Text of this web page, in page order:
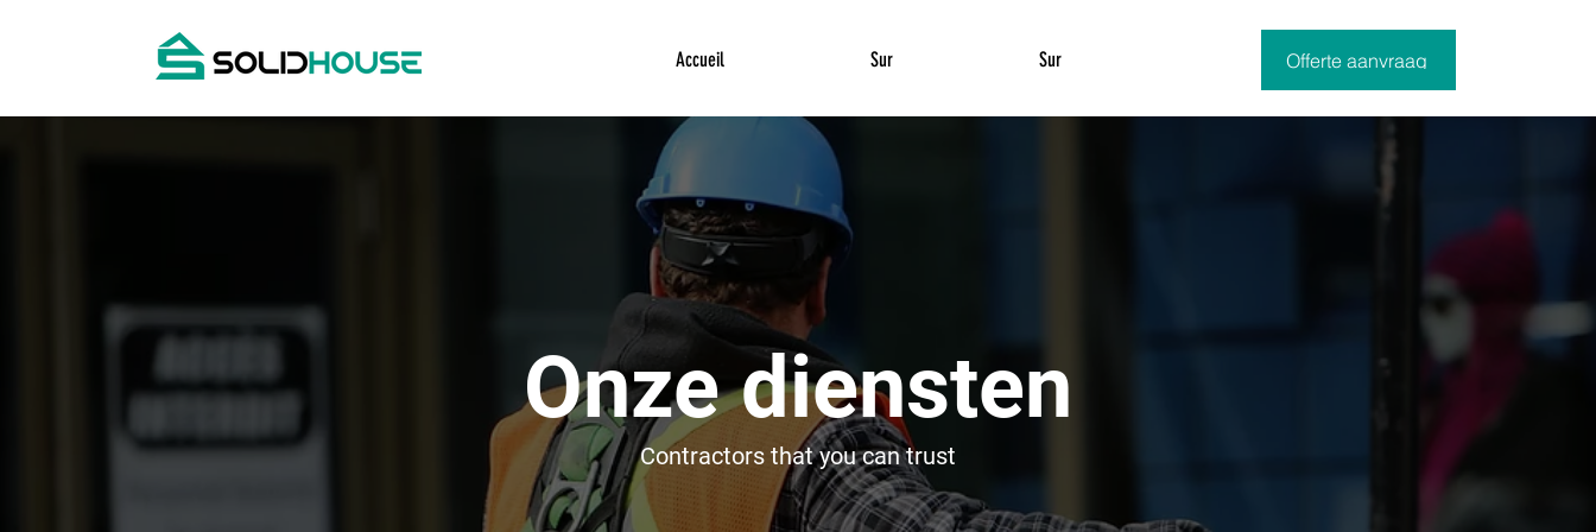
Accueil Sur Sur Offerte aanvraag
Onze diensten
Contractors that you can trust